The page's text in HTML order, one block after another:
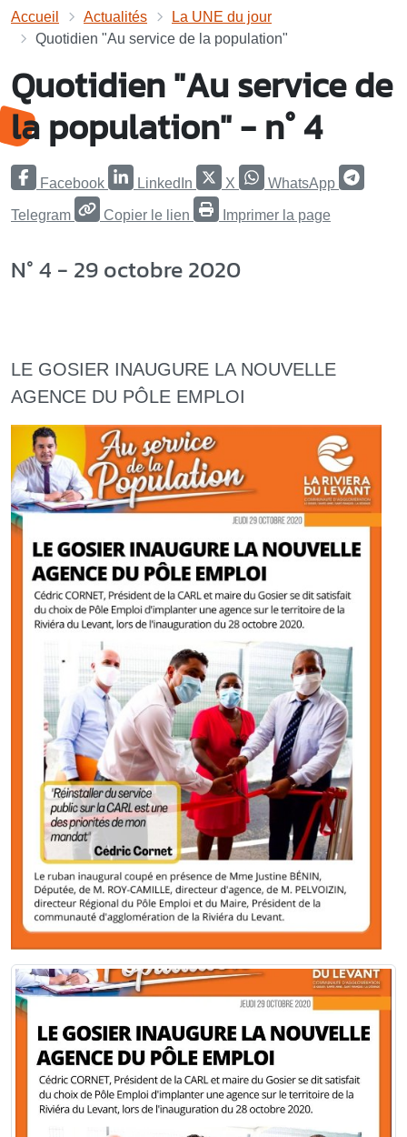
Accueil Actualités
La UNE du jour
Quotidien "Au service de la population"
Quotidien "Au service de
la population" - n° 4
Facebook LinkedIn X WhatsApp
Telegram Copier le lien Imprimer la page
N° 4 - 29 octobre 2020
LE GOSIER INAUGURE LA NOUVELLE
AGENCE DU PÔLE EMPLOI